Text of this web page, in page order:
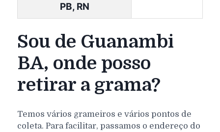
PB, RN
Sou de Guanambi
BA, onde posso
retirar a grama?
Temos vários grameiros e vários pontos de
coleta. Para facilitar, passamos o endereço do